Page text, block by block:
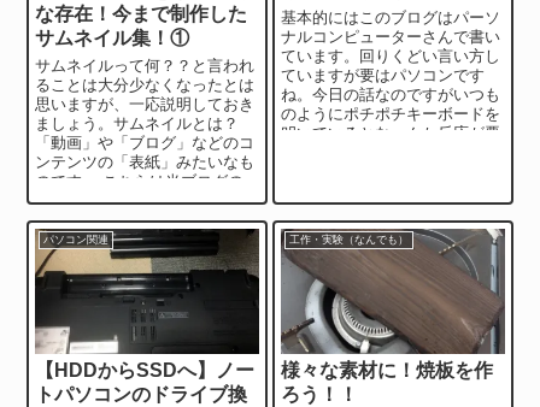
な存在！今まで制作した
サムネイル集！①
サムネイルって何？？と言われ
ることは大分少なくなったとは
思いますが、一応説明しておき
ましょう。サムネイルとは？
「動画」や「ブログ」などのコ
ンテンツの「表紙」みたいなも
のです。 こちらは当ブログの
サムネイルたち記事を読む前か
らイメージ...
基本的にはこのブログはパーソ
ナルコンピューターさんで書い
ています。回りくどい言い方し
ていますが要はパソコンです
ね。今日の話なのですがいつも
のようにポチポチキーボードを
叩いているとなーんか反応が悪
パソコン関連
【HDDからSSDへ】ノー
トパソコンのドライブ換
工作・実験（なんでも）
様々な素材に！焼板を作
ろう！！